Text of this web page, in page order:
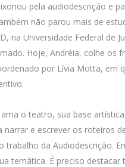
pela audiodescrição e
não parou mais de
na Universidade Federal de
Hoje, Andréia, colhe os
por Lívia Motta, em
o teatro, sua base
e escrever os roteiros
trabalho da Audiodescrição.
temática. É preciso